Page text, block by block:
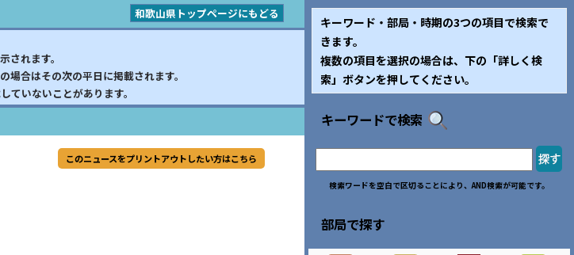
和歌山県トップページにもどる
されます。
合はその次の平日に掲載されます。
ていないことがあります。
このニュースをプリントアウトしたい方はこちら
キーワード・部局・時期の3つの項目で検索で
きます。
複数の項目を選択の場合は、下の「詳しく検
索」ボタンを押してください。
キーワードで検索
検索ワードを空白で区切ることにより、AND検索が可能です。
部局で探す